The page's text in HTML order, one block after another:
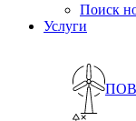
Поиск
Услуги